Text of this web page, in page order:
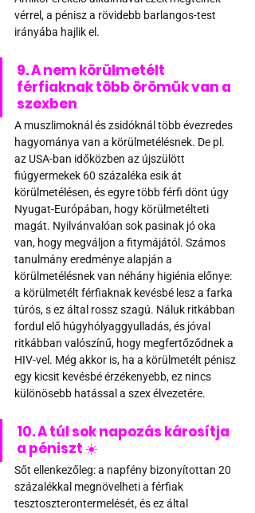
vérrel, a pénisz a rövidebb barlangos-test
irányába hajlik el.
9. A nem körülmetélt
férfiaknak több örömük van a
szexben
A muszlimoknál és zsidóknál több évezredes
hagyománya van a körülmetélésnek. De pl.
az USA-ban időközben az újszülött
fiúgyermekek 60 százaléka esik át
körülmetélésen, és egyre több férfi dönt úgy
Nyugat-Európában, hogy körülmetélteti
magát. Nyilvánvalóan sok pasinak jó oka
van, hogy megváljon a fitymájától. Számos
tanulmány eredménye alapján a
körülmetélésnek van néhány higiénia előnye:
a körülmetélt férfiaknak kevésbé lesz a farka
túrós, s ez által rossz szagú. Náluk ritkábban
fordul elő húgyhólyaggyulladás, és jóval
ritkábban valószínű, hogy megfertőződnek a
HIV-vel. Még akkor is, ha a körülmetélt pénisz
egy kicsit kevésbé érzékenyebb, ez nincs
különösebb hatással a szex élvezetére.
10. A túl sok napozás károsítja
a péniszt ☀️
Sőt ellenkezőleg: a napfény bizonyítottan 20
százalékkal megnövelheti a férfiak
tesztoszterontermelését, és ez által